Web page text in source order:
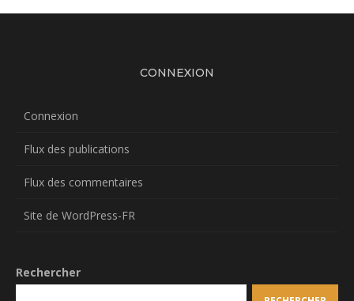
CONNEXION
Connexion
Flux des publications
Flux des commentaires
Site de WordPress-FR
Rechercher